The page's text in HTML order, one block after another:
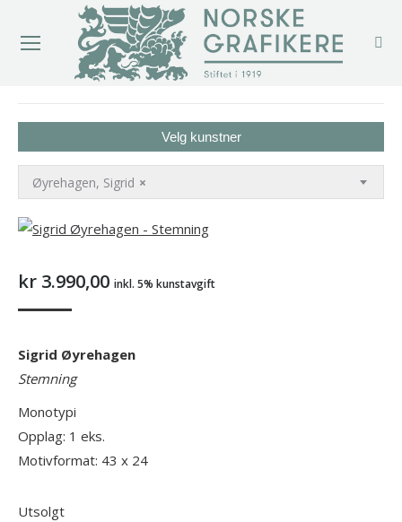
Velg kunstner
×
Øyrehagen, Sigrid
kr 3.990,00 inkl. 5% kunstavgift
Sigrid Øyrehagen
Stemning
Monotypi
Opplag: 1 eks.
Motivformat: 43 x 24
Utsolgt